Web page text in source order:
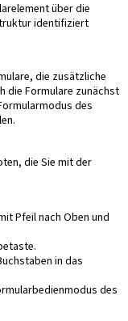
über die
identifiziert
die zusätzliche
die Formulare zunächst
des
die Sie mit der
Pfeil nach Oben und
in das
des